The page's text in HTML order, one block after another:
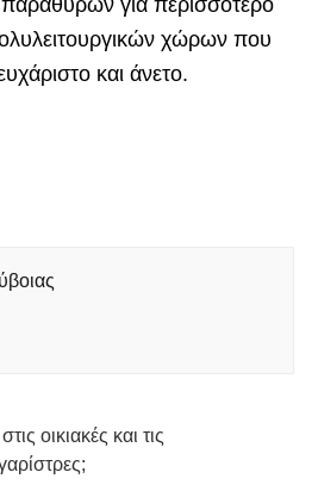
για περισσότερο
χώρων που
και άνετο.
οικιακές και τις